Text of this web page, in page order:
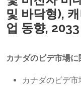
및 바닥형),
업 동향,
カナダのビデ市場
カナダのビデ